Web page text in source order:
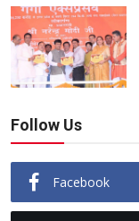
Follow Us
Facebook